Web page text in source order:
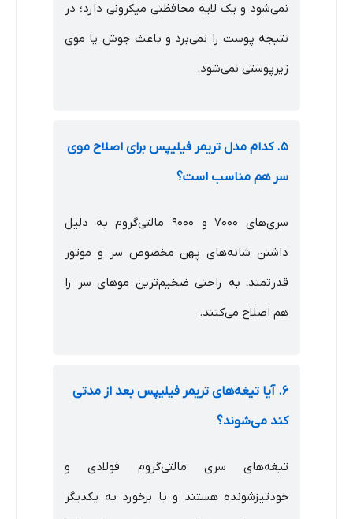
نمی‌شود و یک لایه محافظتی میکرونی دارد؛ در
نتیجه پوست را نمی‌برد و باعث جوش یا موی
زیرپوستی نمی‌شود.
۵. کدام مدل تریمر فیلیپس برای اصلاح موی
سر هم مناسب است؟
سری‌های ۷۰۰۰ و ۹۰۰۰ مالتی‌گروم به دلیل
داشتن شانه‌های پهن مخصوص سر و موتور
قدرتمند، به راحتی ضخیم‌ترین موهای سر را
هم اصلاح می‌کنند.
۶. آیا تیغه‌های تریمر فیلیپس بعد از مدتی
کند می‌شوند؟
تیغه‌های سری مالتی‌گروم فولادی و
خودتیزشونده هستند و با برخورد به یکدیگر